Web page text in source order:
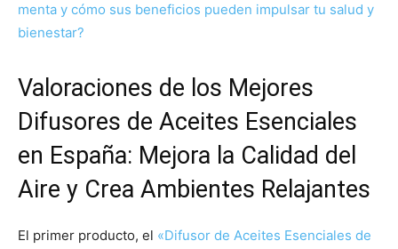
menta y cómo sus beneficios pueden impulsar tu salud y
bienestar?
Valoraciones de los Mejores
Difusores de Aceites Esenciales
en España: Mejora la Calidad del
Aire y Crea Ambientes Relajantes
El primer producto, el «Difusor de Aceites Esenciales de